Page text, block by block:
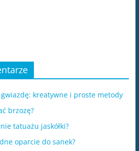
gwiazdę: kreatywne i proste metody
brzozę?
tatuażu jaskółki?
oparcie do sanek?